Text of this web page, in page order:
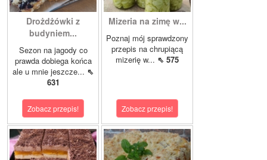
Drożdżówki z
budyniem...
Sezon na jagody co
prawda dobiega końca
ale u mnie jeszcze... ⇖
631
Zobacz przepis!
Mizeria na zimę w...
Poznaj mój sprawdzony
przepis na chrupiącą
mizerię w... ⇖ 575
Zobacz przepis!